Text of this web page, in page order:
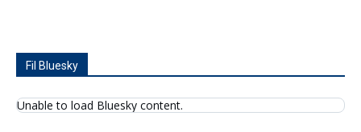
Fil Bluesky
Unable to load Bluesky content.